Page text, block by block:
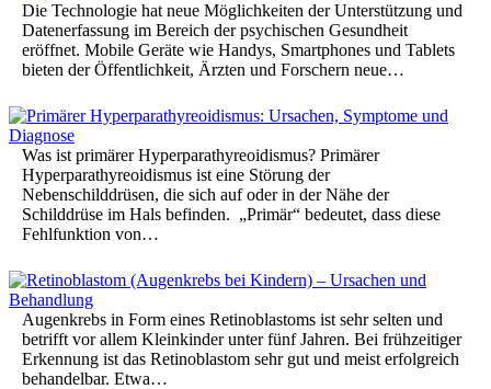
Die Technologie hat neue Möglichkeiten der Unterstützung und
Datenerfassung im Bereich der psychischen Gesundheit
eröffnet. Mobile Geräte wie Handys, Smartphones und Tablets
bieten der Öffentlichkeit, Ärzten und Forschern neue…
Was ist primärer Hyperparathyreoidismus? Primärer
Hyperparathyreoidismus ist eine Störung der
Nebenschilddrüsen, die sich auf oder in der Nähe der
Schilddrüse im Hals befinden. „Primär“ bedeutet, dass diese
Fehlfunktion von…
Augenkrebs in Form eines Retinoblastoms ist sehr selten und
betrifft vor allem Kleinkinder unter fünf Jahren. Bei frühzeitiger
Erkennung ist das Retinoblastom sehr gut und meist erfolgreich
behandelbar. Etwa…